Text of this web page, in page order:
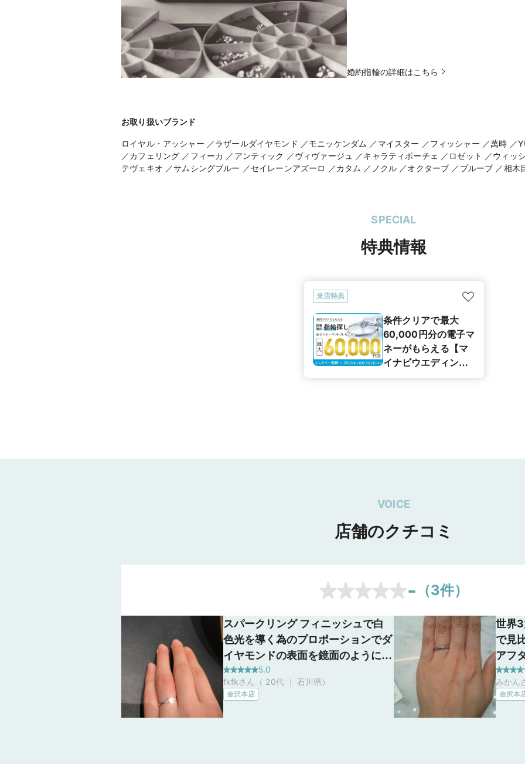
婚約指輪の詳細はこちら
お取り扱いブランド
ロイヤル・アッシャー ／ラザールダイヤモンド ／モニッケンダム ／マイスター ／フィッシャー ／萬時 ／
／カフェリング ／フィーカ ／アンティック ／ヴィヴァージュ ／キャラティボーチェ ／ロゼット ／ウィッ
テヴェキオ ／サムシングブルー ／セイレーンアズーロ ／カタム ／ノクル ／オクターブ ／プルーブ ／相木
SPECIAL
特典情報
来店特典
条件クリアで最大
60,000円分の電子マ
ネーがもらえる【マ
イナビウエディング
VOICE
店舗のクチコミ
- （3件）
スパークリング フィニッシュで白
色光を導く為のプロポーションでダ
イヤモンドの表面を鏡面のように磨
かれているので、綺麗です。 セン
ターの大粒のダイヤモンドをはじ
め、小さなメレダイヤモンドまで同
5.0
fkfkさん（ 20代 ｜ 石川県）
金沢本店
世界
で見
アフ
り、
てい
なの
みかん
金沢本